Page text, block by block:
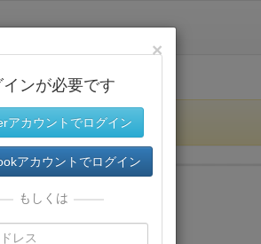
ます。
×
インが必要です
アカウントでログイン
アカウントでログイン
もしくは